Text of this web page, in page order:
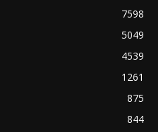
7598
5049
4539
1261
875
844